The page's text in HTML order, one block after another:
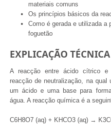
materiais comuns
Os princípios básicos da
Como é gerada e utilizada a
foguetão
EXPLICAÇÃO TÉCNICA
A reacção entre ácido cítrico e
reacção de neutralização, na
um ácido e uma base para
água. A reacção química é a
C6H8O7 (aq) + KHCO3 (aq) →